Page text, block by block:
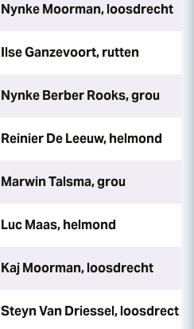
Nynke Moorman, loosdrecht
Ilse Ganzevoort, rutten
Nynke Berber Rooks, grou
Reinier De Leeuw, helmond
Marwin Talsma, grou
Luc Maas, helmond
Kaj Moorman, loosdrecht
Steyn Van Driessel, loosdrect